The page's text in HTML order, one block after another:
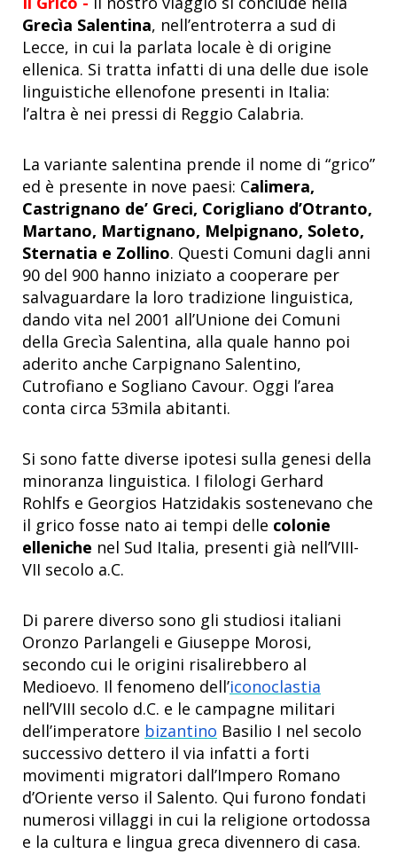
Grecìa Salentina, nell’entroterra a sud di
Lecce, in cui la parlata locale è di origine
ellenica. Si tratta infatti di una delle due isole
linguistiche ellenofone presenti in Italia:
l’altra è nei pressi di Reggio Calabria.
La variante salentina prende il nome di “grico”
ed è presente in nove paesi: Calimera,
Castrignano de’ Greci, Corigliano d’Otranto,
Martano, Martignano, Melpignano, Soleto,
Sternatia e Zollino. Questi Comuni dagli anni
90 del 900 hanno iniziato a cooperare per
salvaguardare la loro tradizione linguistica,
dando vita nel 2001 all’Unione dei Comuni
della Grecìa Salentina, alla quale hanno poi
aderito anche Carpignano Salentino,
Cutrofiano e Sogliano Cavour. Oggi l’area
conta circa 53mila abitanti.
Si sono fatte diverse ipotesi sulla genesi della
minoranza linguistica. I filologi Gerhard
Rohlfs e Georgios Hatzidakis sostenevano che
il grico fosse nato ai tempi delle colonie
elleniche nel Sud Italia, presenti già nell’VIII-
VII secolo a.C.
Di parere diverso sono gli studiosi italiani
Oronzo Parlangeli e Giuseppe Morosi,
secondo cui le origini risalirebbero al
Medioevo. Il fenomeno dell’iconoclastia
nell’VIII secolo d.C. e le campagne militari
dell’imperatore bizantino Basilio I nel secolo
successivo dettero il via infatti a forti
movimenti migratori dall’Impero Romano
d’Oriente verso il Salento. Qui furono fondati
numerosi villaggi in cui la religione ortodossa
e la cultura e lingua greca divennero di casa.